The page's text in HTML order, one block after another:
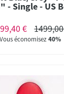
- Single - US
€
Vous économisez40%